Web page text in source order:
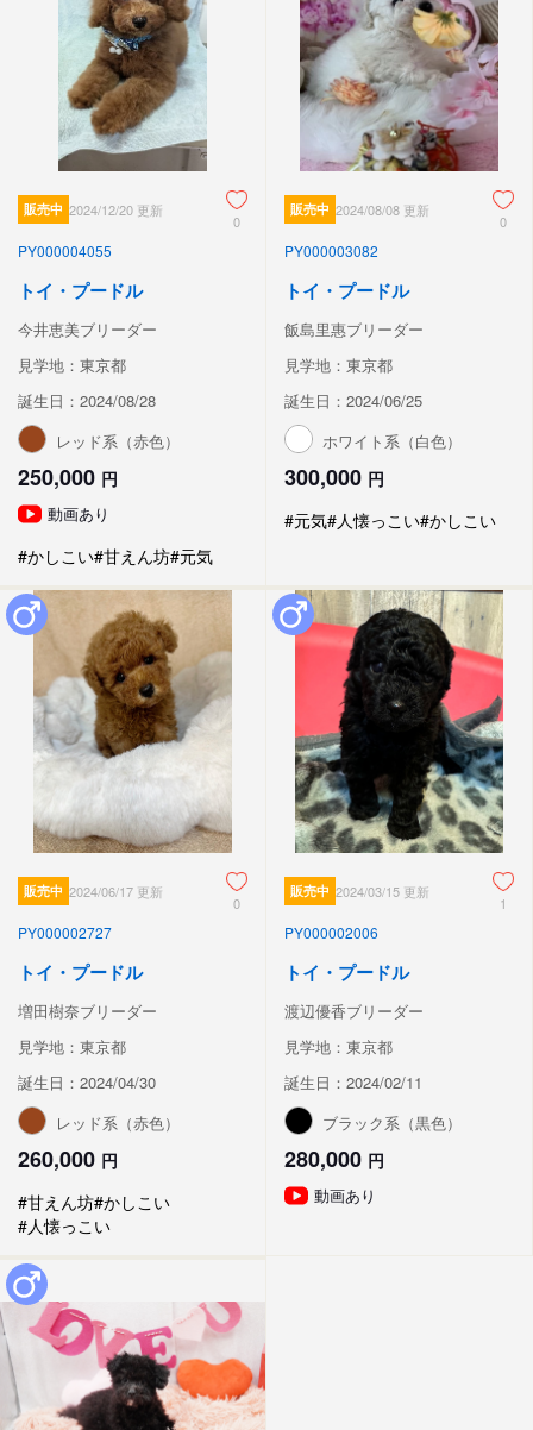
販売中 2024/12/20 更新
0
PY000004055
トイ・プードル
今井恵美ブリーダー
見学地：東京都
誕生日：2024/08/28
レッド系（赤色）
250,000 円
動画あり
#かしこい#甘えん坊#元気
販売中 2024/08/08 更新
0
PY000003082
トイ・プードル
飯島里惠ブリーダー
見学地：東京都
誕生日：2024/06/25
ホワイト系（白色）
300,000 円
#元気#人懐っこい#かしこい
販売中 2024/06/17 更新
0
PY000002727
トイ・プードル
増田樹奈ブリーダー
見学地：東京都
誕生日：2024/04/30
レッド系（赤色）
260,000 円
#甘えん坊#かしこい
#人懐っこい
販売中 2024/03/15 更新
1
PY000002006
トイ・プードル
渡辺優香ブリーダー
見学地：東京都
誕生日：2024/02/11
ブラック系（黒色）
280,000 円
動画あり